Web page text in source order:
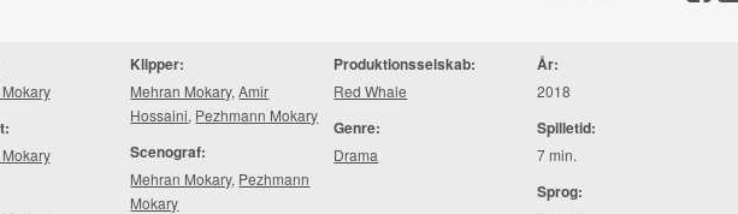
Klipper:
Mehran Mokary,Amir
Hossaini, Pezhmann Mokary
Scenograf:
Mehran Mokary, Pezhmann
Mokary
Produktionsselskab:
Red Whale
Genre:
Drama
År:
2018
Spilletid:
7 min.
Sprog: